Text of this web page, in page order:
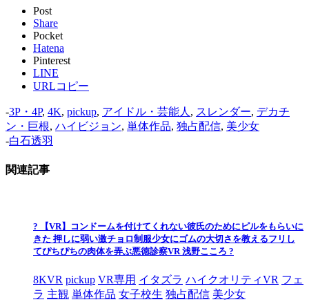
Post
Share
Pocket
Hatena
Pinterest
LINE
URLコピー
-3P・4P, 4K, pickup, アイドル・芸能人 , スレンダー, デカチ
ン・巨根, ハイビジョン, 単体作品, 独占配信, 美少女
-白石透羽
関連記事
? 【VR】コンドームを付けてくれない彼氏のためにピルをもらいに
きた 押しに弱い激チョロ制服少女にゴムの大切さを教えるフリし
てぴちぴちの肉体を弄ぶ悪徳診察VR 浅野こころ ?
8KVR pickup VR専用 イタズラ ハイクオリティVR フェ
ラ 主観 単体作品 女子校生 独占配信 美少女